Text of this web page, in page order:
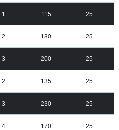
1 115 25
2 130 25
3 200 25
2 135 25
3 230 25
4 170 25